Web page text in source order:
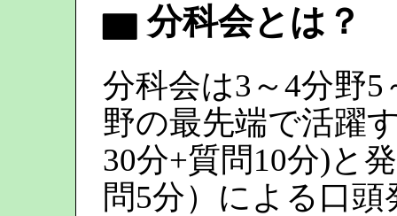
▆ 分科会とは？
分科会は3～4分野
野の最先端で活躍
30分+質問10分)と
問5分）による口